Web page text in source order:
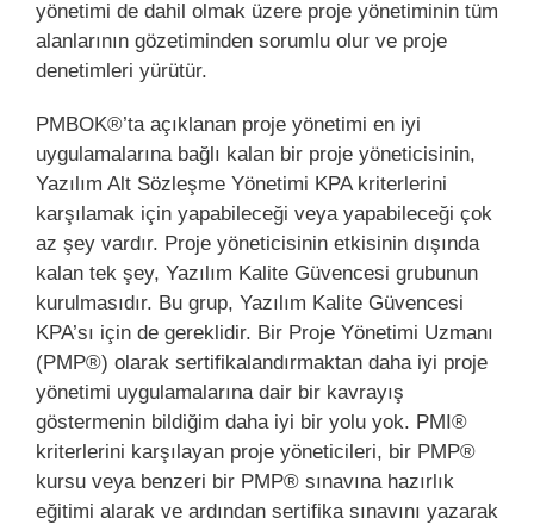
yönetimi de dahil olmak üzere proje yönetiminin tüm
alanlarının gözetiminden sorumlu olur ve proje
denetimleri yürütür.
PMBOK®’ta açıklanan proje yönetimi en iyi
uygulamalarına bağlı kalan bir proje yöneticisinin,
Yazılım Alt Sözleşme Yönetimi KPA kriterlerini
karşılamak için yapabileceği veya yapabileceği çok
az şey vardır. Proje yöneticisinin etkisinin dışında
kalan tek şey, Yazılım Kalite Güvencesi grubunun
kurulmasıdır. Bu grup, Yazılım Kalite Güvencesi
KPA’sı için de gereklidir. Bir Proje Yönetimi Uzmanı
(PMP®) olarak sertifikalandırmaktan daha iyi proje
yönetimi uygulamalarına dair bir kavrayış
göstermenin bildiğim daha iyi bir yolu yok. PMI®
kriterlerini karşılayan proje yöneticileri, bir PMP®
kursu veya benzeri bir PMP® sınavına hazırlık
eğitimi alarak ve ardından sertifika sınavını yazarak